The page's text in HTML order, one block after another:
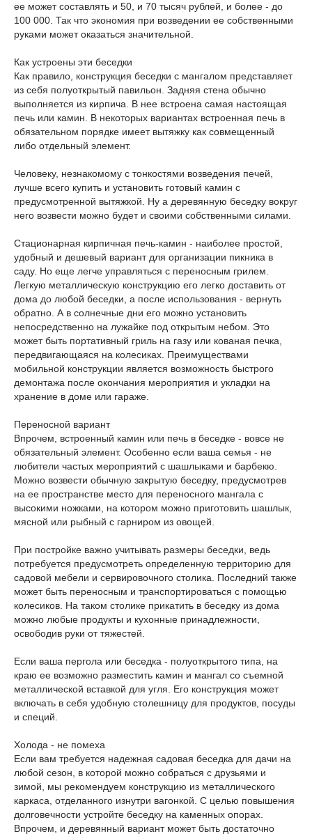
ее может составлять и 50, и 70 тысяч рублей, и более - до
100 000. Так что экономия при возведении ее собственными
руками может оказаться значительной.
Как устроены эти беседки
Как правило, конструкция беседки с мангалом представляет
из себя полуоткрытый павильон. Задняя стена обычно
выполняется из кирпича. В нее встроена самая настоящая
печь или камин. В некоторых вариантах встроенная печь в
обязательном порядке имеет вытяжку как совмещенный
либо отдельный элемент.
Человеку, незнакомому с тонкостями возведения печей,
лучше всего купить и установить готовый камин с
предусмотренной вытяжкой. Ну а деревянную беседку вокруг
него возвести можно будет и своими собственными силами.
Стационарная кирпичная печь-камин - наиболее простой,
удобный и дешевый вариант для организации пикника в
саду. Но еще легче управляться с переносным грилем.
Легкую металлическую конструкцию его легко доставить от
дома до любой беседки, а после использования - вернуть
обратно. А в солнечные дни его можно установить
непосредственно на лужайке под открытым небом. Это
может быть портативный гриль на газу или кованая печка,
передвигающаяся на колесиках. Преимуществами
мобильной конструкции является возможность быстрого
демонтажа после окончания мероприятия и укладки на
хранение в доме или гараже.
Переносной вариант
Впрочем, встроенный камин или печь в беседке - вовсе не
обязательный элемент. Особенно если ваша семья - не
любители частых мероприятий с шашлыками и барбекю.
Можно возвести обычную закрытую беседку, предусмотрев
на ее пространстве место для переносного мангала с
высокими ножками, на котором можно приготовить шашлык,
мясной или рыбный с гарниром из овощей.
При постройке важно учитывать размеры беседки, ведь
потребуется предусмотреть определенную территорию для
садовой мебели и сервировочного столика. Последний также
может быть переносным и транспортироваться с помощью
колесиков. На таком столике прикатить в беседку из дома
можно любые продукты и кухонные принадлежности,
освободив руки от тяжестей.
Если ваша пергола или беседка - полуоткрытого типа, на
краю ее возможно разместить камин и мангал со съемной
металлической вставкой для угля. Его конструкция может
включать в себя удобную столешницу для продуктов, посуды
и специй.
Холода - не помеха
Если вам требуется надежная садовая беседка для дачи на
любой сезон, в которой можно собраться с друзьями и
зимой, мы рекомендуем конструкцию из металлического
каркаса, отделанного изнутри вагонкой. С целью повышения
долговечности устройте беседку на каменных опорах.
Впрочем, и деревянный вариант может быть достаточно